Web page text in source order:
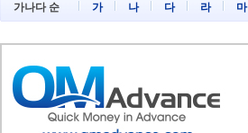
가나다 순 가 나 다 라 마